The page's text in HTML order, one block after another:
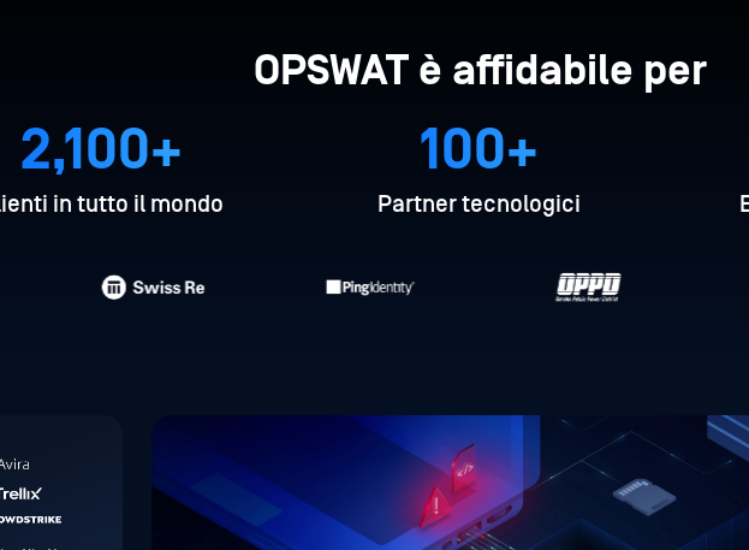
OPSWAT è affidabile per
2,100+
in tutto il mondo
100+
Partner tecnologici